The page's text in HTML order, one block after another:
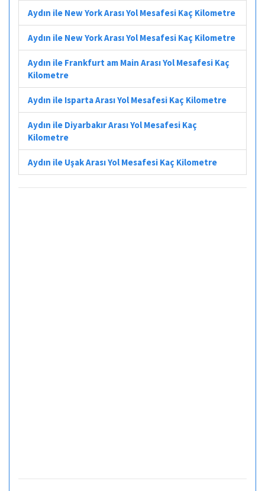
Aydın ile New York Arası Yol Mesafesi Kaç Kilometre
Aydın ile New York Arası Yol Mesafesi Kaç Kilometre
Aydın ile Frankfurt am Main Arası Yol Mesafesi Kaç
Kilometre
Aydın ile Isparta Arası Yol Mesafesi Kaç Kilometre
Aydın ile Diyarbakır Arası Yol Mesafesi Kaç
Kilometre
Aydın ile Uşak Arası Yol Mesafesi Kaç Kilometre